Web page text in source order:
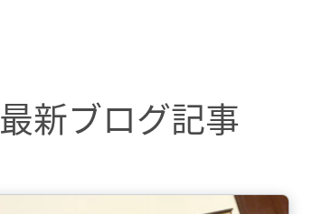
最新ブログ記事